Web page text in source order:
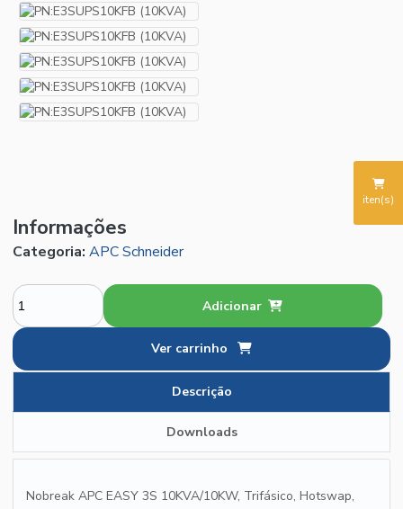
iten(s)
Informações
Categoria: APC Schneider
Adicionar
Ver carrinho
Descrição
Downloads
Nobreak APC EASY 3S 10KVA/10KW, Trifásico, Hotswap,